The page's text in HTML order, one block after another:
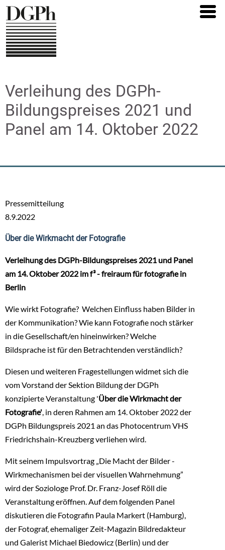
Direkt
zum
Inhalt
Verleihung des DGPh-
Bildungspreises 2021 und
Panel am 14. Oktober 2022
Pressemitteilung
8.9.2022
Über die Wirkmacht der Fotografie
Verleihung des DGPh-Bildungspreises 2021 und Panel
am 14. Oktober 2022 im f³ - freiraum für fotografie in
Berlin
Wie wirkt Fotografie? Welchen Einfluss haben Bilder in
der Kommunikation? Wie kann Fotografie noch stärker
in die Gesellschaft/en hineinwirken? Welche
Bildsprache ist für den Betrachtenden verständlich?
Diesen und weiteren Fragestellungen widmet sich die
vom Vorstand der Sektion Bildung der DGPh
konzipierte Veranstaltung 'Über die Wirkmacht der
Fotografie' , in deren Rahmen am 14. Oktober 2022 der
DGPh Bildungspreis 2021 an das Photocentrum VHS
Friedrichshain-Kreuzberg verliehen wird.
Mit seinem Impulsvortrag „Die Macht der Bilder -
Wirkmechanismen bei der visuellen Wahrnehmung”
wird der Soziologe Prof. Dr. Franz-Josef Röll die
Veranstaltung eröffnen. Auf dem folgenden Panel
diskutieren die Fotografin Paula Markert (Hamburg),
der Fotograf, ehemaliger Zeit-Magazin Bildredakteur
und Galerist Michael Biedowicz (Berlin) und der